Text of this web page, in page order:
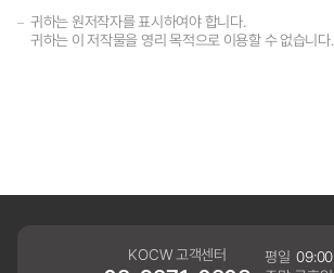
귀하는 원저작자를 표시하여야 합니다.
귀하는 이 저작물을 영리 목적으로 이용할 수 없습니다.
KOCW 고객센터 평일